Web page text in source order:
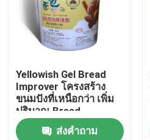
การแสดง VR
ทัวร์โรงงาน
ควบคุมคุณภาพ
Yellowish Gel Bread
Improver โครงสร้าง
ขนมปังที่เหนือกว่า เพิ่ม
ปริมาณ Bread
Softening อย่างรวดเร็ว
ส่งคำถาม